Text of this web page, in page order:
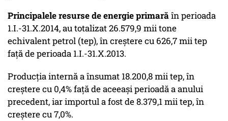
Principalele resurse de energie primarăîn perioada
1.I.-31.X.2014, au totalizat 26.579,9 mii tone
echivalent petrol (tep), în creştere cu 626,7 mii tep
faţă de perioada 1.I.-31.X.2013.
Producţia internă a însumat 18.200,8 mii tep, în
creştere cu 0,4% faţă de aceeaşi perioadă a anului
precedent, iar importul a fost de 8.379,1 mii tep, în
creştere cu 7,0%.